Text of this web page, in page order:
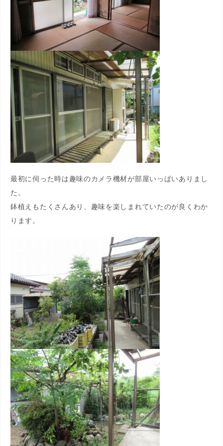
最初に伺った時は趣味のカメラ機材が部屋いっぱいありまし
た。
鉢植えもたくさんあり、趣味を楽しまれていたのが良くわか
ります。